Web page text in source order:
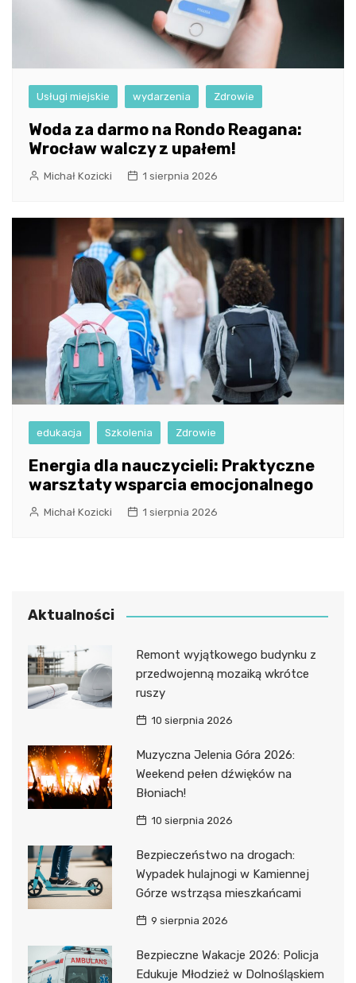
Usługi miejskie wydarzenia Zdrowie
Woda za darmo na Rondo Reagana:
Wrocław walczy z upałem!
Michał Kozicki 1 sierpnia 2026
edukacja Szkolenia Zdrowie
Energia dla nauczycieli: Praktyczne
warsztaty wsparcia emocjonalnego
Michał Kozicki 1 sierpnia 2026
Aktualności
Remont wyjątkowego budynku z
przedwojenną mozaiką wkrótce
ruszy
10 sierpnia 2026
Muzyczna Jelenia Góra 2026:
Weekend pełen dźwięków na
Błoniach!
10 sierpnia 2026
Bezpieczeństwo na drogach:
Wypadek hulajnogi w Kamiennej
Górze wstrząsa mieszkańcami
9 sierpnia 2026
Bezpieczne Wakacje 2026: Policja
Edukuje Młodzież w Dolnośląskiem